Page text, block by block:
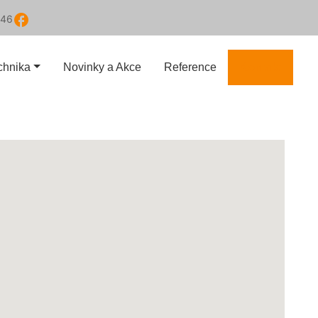
Novinky a Akce Reference
facebook